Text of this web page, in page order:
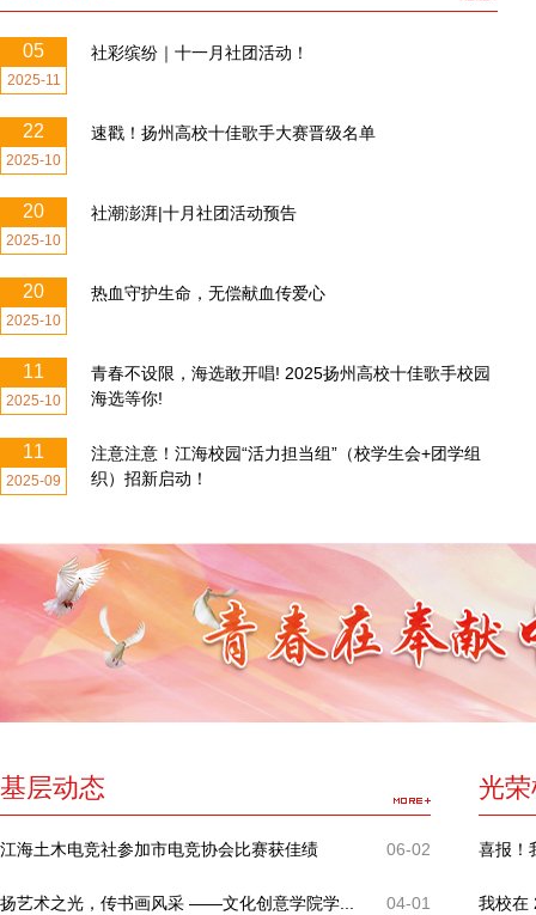
05
2025-11
社彩缤纷｜十一月社团活动！
22
2025-10
速戳！扬州高校十佳歌手大赛晋级名单
20
2025-10
社潮澎湃|十月社团活动预告
20
2025-10
热血守护生命，无偿献血传爱心
11
2025-10
青春不设限，海选敢开唱! 2025扬州高校十佳歌手校园
海选等你!
11
2025-09
注意注意！江海校园“活力担当组”（校学生会+团学组
织）招新启动！
基层动态
06-02
江海土木电竞社参加市电竞协会比赛获佳绩
04-01
扬艺术之光，传书画风采 ——文化创意学院学...
光
喜报！
我校在